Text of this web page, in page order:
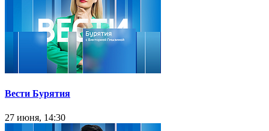
Вести Бурятия
27 июня, 14:30